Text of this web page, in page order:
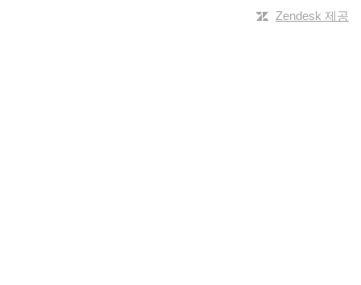
Zendesk 제공